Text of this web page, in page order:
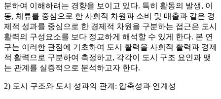
분하여 이해하려는 경향을 보이고 있다. 특히 활동의 발생, 이
동, 체류를 중심으로 한 사회적 차원과 소비 및 매출과 같은 경
제적 성과를 중심으로 한 경제적 차원을 구분하는 접근은 도시
활력의 구성요소를 보다 정교하게 해석할 수 있게 한다. 본 연
구는 이러한 관점에 기초하여 도시 활력을 사회적 활력과 경제
적 활력으로 구분하여 측정하고, 각각이 도시 구조 요인과 맺
는 관계를 실증적으로 분석하고자 한다.
2) 도시 구조와 도시 성과의 관계: 압축성과 연계성